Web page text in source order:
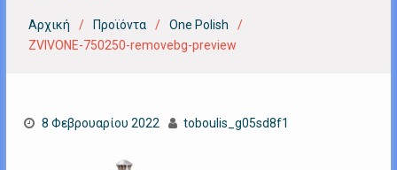
Αρχική Προϊόντα
One Polish
ZVIVONE-750250-removebg-preview
8 Φεβρουαρίου 2022 toboulis_g05sd8f1